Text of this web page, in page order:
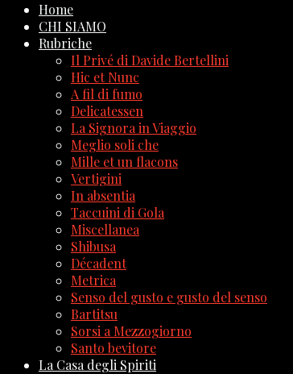
Home
CHI SIAMO
Rubriche
Il Privé di Davide Bertellini
Hic et Nunc
A fil di fumo
Delicatessen
La Signora in Viaggio
Meglio soli che
Mille et un flacons
Vertigini
In absentia
Taccuini di Gola
Miscellanea
Shibusa
Décadent
Metrica
Senso del gusto e gusto del senso
Bartitsu
Sorsi a Mezzogiorno
Santo bevitore
La Casa degli Spiriti